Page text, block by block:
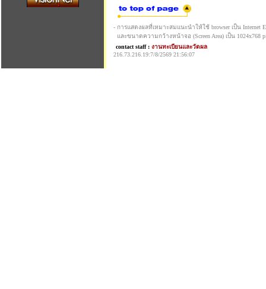
- การแสดงผลที่เหมาะสมแนะนำให้ใช้ browser เป็น Internet
และขนาดความกว้างหน้าจอ (Screen Area) เป็น 1024x768
contact staff : งานทะเบียนและวัดผล
216.73.216.19:7/8/2569 21:56:07